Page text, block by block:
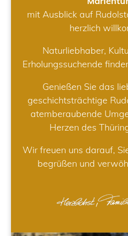
mit Ausblick auf
herzlich
Naturliebhaber,
Erholungssuchende
Genießen Sie das
geschichtsträchtige
atemberaubende
Herzen des
Wir freuen uns darauf,
begrüßen und